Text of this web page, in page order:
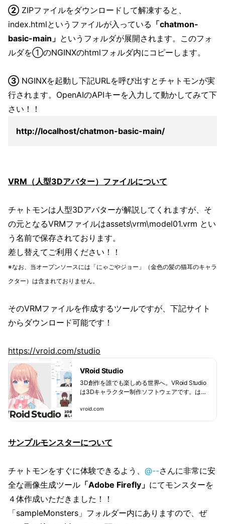
PTのWeb版・GPTsの問題点 ChatGPTのWeb版
は素晴らしいユーザーインターフェイスがある
登場により、カスタマイズされたAIをワンクリ
ックで呼び出す事が出来て非常に便利になりま
した。 GPTsで独自のAI（GPT）が作れる！と
② ZIPファイルをダウンロードして解凍すると、
index.htmlというファイルが入っている 「chatmon-
basic-main」 というフォルダが展開されます。このフォ
ルダを①のNGINXのhtmlフォルダ内にコピーします。
③ NGINXを起動し下記URLを呼び出すとチャトモンが実
行されます。OpenAIのAPIキーを入力して動かしてみて下
さい！！
http://localhost/chatmon-basic-main/
VRM（人型3Dアバター）ファイルについて
チャトモンは人型3Dアバターが解説してくれますが、そ
の元となるVRMファイルはassets\vrm\model01.vrm とい
う名前で保存されております。
差し替えてご利用ください！！
※なお、当オープンソースには「にゃごやジョー」（金色の髪の猫耳のキャラ
クター）は含まれておりません。
そのVRMファイルを作成するツールですが、下記サイト
からダウンロード可能です！
https://vroid.com/studio
VRoid Studio
3D創作を誰でも楽しめる世界へ。VRoid Studio
は3Dキャラクター制作ソフトウェアです。はじ
わって、3Dキャラクターを作ることができるこ
vroid.com
サンプルモンスターについて
チャトモンをすぐに体験できるよう、 @--さんに非常に安
全な画像生成ツール 「Adobe Firefly」 にてモンスターを
４体作成いただきました！！
「sampleMonsters」フォルダー内にありますので、ぜ